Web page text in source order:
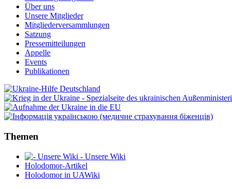
Über uns
Unsere Mitglieder
Mitgliederversammlungen
Satzung
Pressemitteilungen
Appelle
Events
Publikationen
Themen
- Unsere Wiki
Holodomor-Artikel
Holodomor in UAWiki